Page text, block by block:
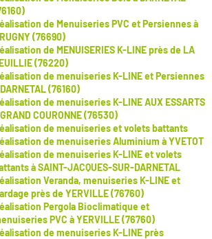
de Menuiseries PVC et Persiennes à
(76690)
de MENUISERIES K-LINE près de LA
(76220)
de menuiseries K-LINE et Persiennes
(76160)
de menuiseries K-LINE AUX ESSARTS
COURONNE (76530)
de menuiseries et volets battants
de menuiseries Aluminium à YVETOT
de menuiseries K-LINE et volets
à SAINT-JACQUES-SUR-DARNETAL
Veranda, menuiseries K-LINE et
près de YERVILLE (76760)
Pergola Bioclimatique et
PVC à YERVILLE (76760)
de menuiseries K-LINE près